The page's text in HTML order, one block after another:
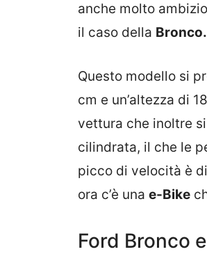
anche molto
il caso della Bronco.
Questo modello si
cm e un’altezza di
vettura che inoltre
cilindrata, il che le
picco di velocità è
ora c’è una e-Bike
Ford Bronco